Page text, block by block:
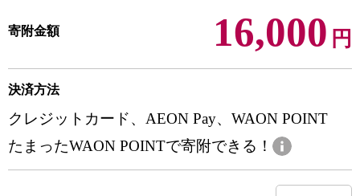
寄附金額 16,000 円
決済方法
クレジットカード、AEON Pay、WAON POINT
たまったWAON POINTで寄附できる！